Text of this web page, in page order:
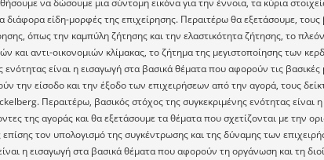
να δώσουμε μια σύντομη εικόνα για την έννοια, τα κύρια
διάφορα είδη-μορφές της επιχείρησης. Περαιτέρω θα εξετάσουμε,
όπως την καμπύλη ζήτησης και την ελαστικότητα ζήτησης, το
και αντι-οικονομιών κλίμακας, το ζήτημα της μεγιστοποίησης των
ενότητας είναι η εισαγωγή στα βασικά θέματα που αφορούν τις
την είσοδο και την έξοδο των επιχειρήσεων από την αγορά, τους
Περαιτέρω, βασικός στόχος της συγκεκριμένης ενότητας
της αγοράς και θα εξετάσουμε τα θέματα που σχετίζονται με την
τον υπολογισμό της συγκέντρωσης και της δύναμης των
η εισαγωγή στα βασικά θέματα που αφορούν τη οργάνωση και τη